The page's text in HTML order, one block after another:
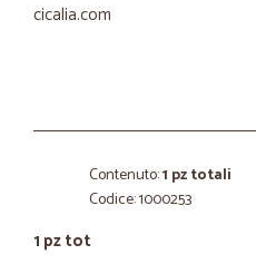
cicalia.com
Contenuto:1 pz totali
Codice: 1000253
1 pz tot